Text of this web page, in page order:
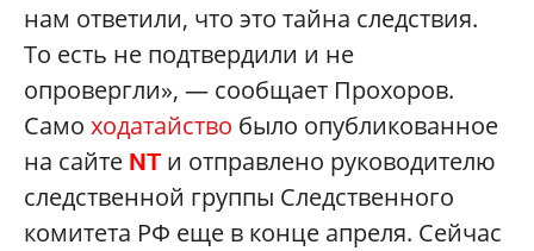
нам ответили, что это тайна следствия.
То есть не подтвердили и не
опровергли», — сообщает Прохоров.
Само ходатайство было опубликованное
на сайте NT и отправлено руководителю
следственной группы Следственного
комитета РФ еще в конце апреля. Сейчас